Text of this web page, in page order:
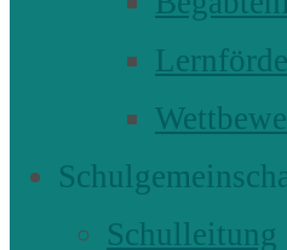
Schulleitung